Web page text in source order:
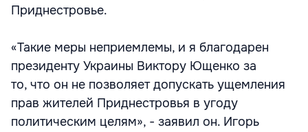
Приднестровье.
«Такие меры неприемлемы, и я благодарен
президенту Украины Виктору Ющенко за
то, что он не позволяет допускать ущемления
прав жителей Приднестровья в угоду
политическим целям», - заявил он. Игорь